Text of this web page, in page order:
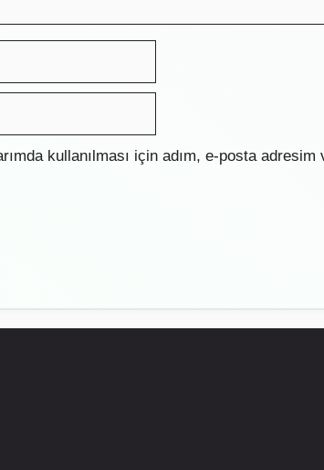
kullanılması için adım, e-posta